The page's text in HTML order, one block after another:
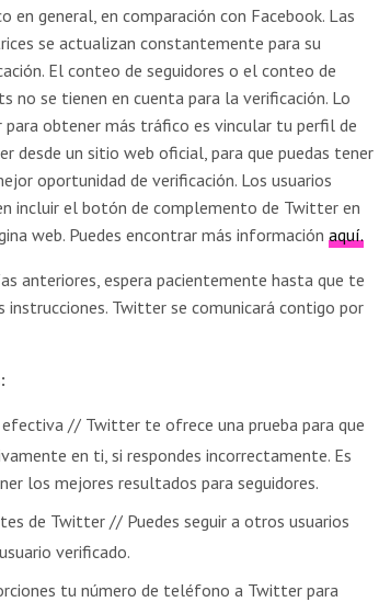
en general, en comparación con Facebook. Las
se actualizan constantemente para su
El conteo de seguidores o el conteo de
no se tienen en cuenta para la verificación. Lo
para obtener más tráfico es vincular tu perfil de
desde un sitio web oficial, para que puedas tener
oportunidad de verificación. Los usuarios
incluir el botón de complemento de Twitter en
web. Puedes encontrar más informaciónaquí.
anteriores, espera pacientemente hasta que te
Twitter se comunicará contigo por
// Twitter te ofrece una prueba para que
en ti, si respondes incorrectamente. Es
los mejores resultados para seguidores.
de Twitter // Puedes seguir a otros usuarios
verificado.
tu número de teléfono a Twitter para